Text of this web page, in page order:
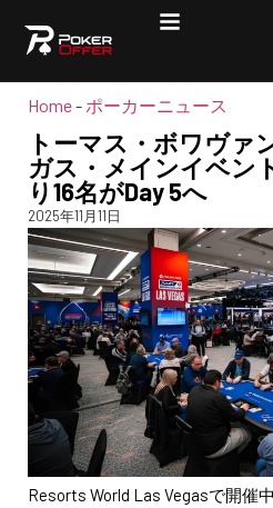
Home- ポーカーニュース
トーマス・ボワヴァ
ガス・メインイベン
り16名がDay 5へ
2025年11月11日
Resorts World Las Vegasで開催